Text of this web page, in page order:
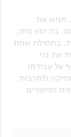
מגיש את
משנת 1993 ועד היום, בה הוא נותן,
בתחילת שנות
את בני
על עבודתו
ולתרבות
וסיפורים